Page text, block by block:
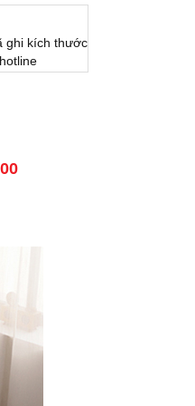
ghi kích thước